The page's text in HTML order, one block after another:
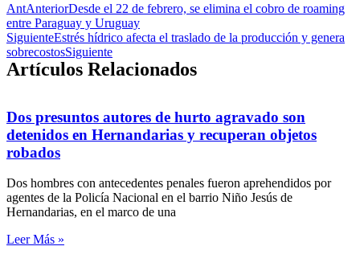
AntAnteriorDesde el 22 de febrero, se elimina el cobro de roaming
entre Paraguay y Uruguay
SiguienteEstrés hídrico afecta el traslado de la producción y genera
sobrecostosSiguiente
Artículos Relacionados
Dos presuntos autores de hurto agravado son
detenidos en Hernandarias y recuperan objetos
robados
Dos hombres con antecedentes penales fueron aprehendidos por
agentes de la Policía Nacional en el barrio Niño Jesús de
Hernandarias, en el marco de una
Leer Más »